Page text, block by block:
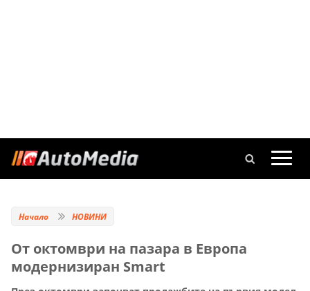
Начало НОВИНИ
От октомври на пазара в Европа
модернизиран Smart